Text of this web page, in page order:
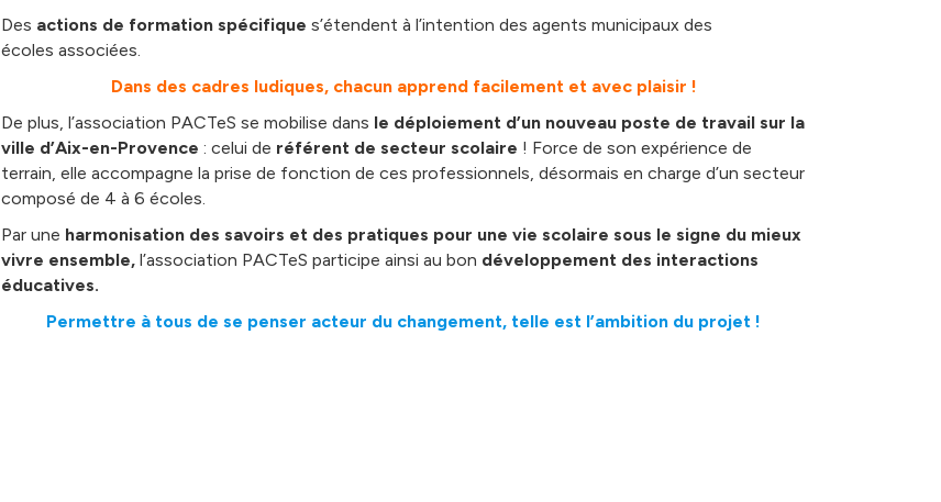
Des actions de formation spécifique s’étendent à l’intention des agents municipaux des
écoles associées.
Dans des cadres ludiques, chacun apprend facilement et avec plaisir !
De plus, l’association PACTeS se mobilise dans le déploiement d’un nouveau poste de travail sur la
ville d’Aix-en-Provence : celui de référent de secteur scolaire ! Force de son expérience de
terrain, elle accompagne la prise de fonction de ces professionnels, désormais en charge d’un secteur
composé de 4 à 6 écoles.
Par une harmonisation des savoirs et des pratiques pour une vie scolaire sous le signe du mieux
vivre ensemble, l’association PACTeS participe ainsi au bon développement des interactions
éducatives.
Permettre à tous de se penser acteur du changement, telle est l’ambition du projet !